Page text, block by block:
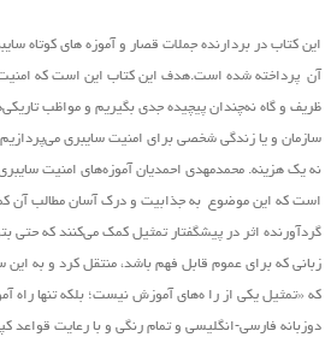
این کتاب در بردارنده جملات قصار و آموزه های کوتاه
آن پرداخته شده است.هدف این کتاب این است که امنیت
ظریف و گاه نه‌چندان پیچیده جدی بگیریم و مواظب
سازمان و یا زندگی شخصی برای امنیت سایبری
نه یک هزینه. محمدمهدی احمدیان آموزه‌های امنیت
است که این موضوع به جذابیت و درک آسان مطالب آن
گردآورنده اثر در پیشگفتار تمثیل کمک می‌کنند که حتی
زبانی که برای عموم قابل فهم باشد، منتقل کرد و به
که «تمثیل یکی از را ه‌های آموزش نیست؛ بلکه تنها
دوزبانه فارسی-انگلیسی و تمام رنگی و با رعایت قواعد